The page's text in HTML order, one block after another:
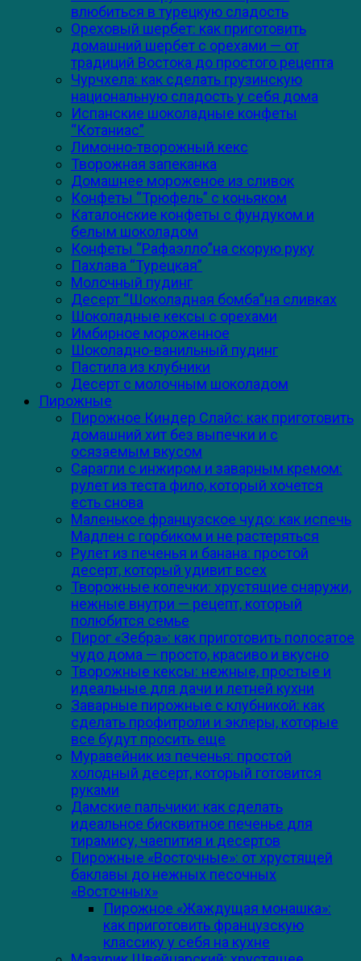
влюбиться в турецкую сладость
Ореховый шербет: как приготовить
домашний шербет с орехами — от
традиций Востока до простого рецепта
Чурчхела: как сделать грузинскую
национальную сладость у себя дома
Испанские шоколадные конфеты
“Котаниас”
Лимонно-творожный кекс
Творожная запеканка
Домашнее мороженое из сливок
Конфеты “Трюфель” с коньяком
Каталонские конфеты с фундуком и
белым шоколадом
Конфеты “Рафаэлло”на скорую руку
Пахлава “Турецкая”
Молочный пудинг
Десерт “Шоколадная бомба”на сливках
Шоколадные кексы с орехами
Имбирное мороженное
Шоколадно-ванильный пудинг
Пастила из клубники
Десерт с молочным шоколадом
Пирожные
Пирожное Киндер Слайс: как приготовить
домашний хит без выпечки и с
осязаемым вкусом
Сарагли с инжиром и заварным кремом:
рулет из теста фило, который хочется
есть снова
Маленькое французское чудо: как испечь
Мадлен с горбиком и не растеряться
Рулет из печенья и банана: простой
десерт, который удивит всех
Творожные колечки: хрустящие снаружи,
нежные внутри — рецепт, который
полюбится семье
Пирог «Зебра»: как приготовить полосатое
чудо дома — просто, красиво и вкусно
Творожные кексы: нежные, простые и
идеальные для дачи и летней кухни
Заварные пирожные с клубникой: как
сделать профитроли и эклеры, которые
все будут просить еще
Муравейник из печенья: простой
холодный десерт, который готовится
руками
Дамские пальчики: как сделать
идеальное бисквитное печенье для
тирамису, чаепития и десертов
Пирожные «Восточные»: от хрустящей
баклавы до нежных песочных
«Восточных»
Пирожное «Жаждущая монашка»:
как приготовить французскую
классику у себя на кухне